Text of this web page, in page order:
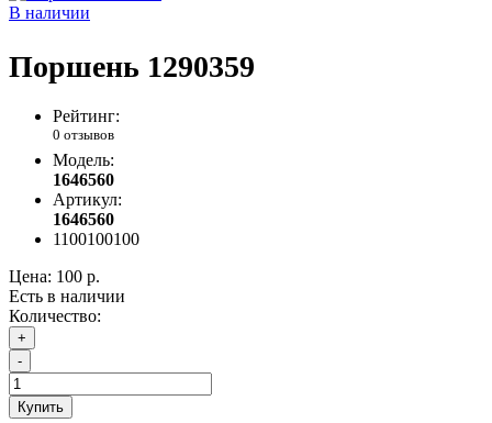
В наличии
Поршень 1290359
Рейтинг:
0 отзывов
Модель:
1646560
Артикул:
1646560
1100100100
Цена: 100 р.
Есть в наличии
Количество:
+
-
Купить